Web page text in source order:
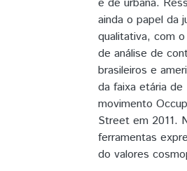
ainda o papel da
qualitativa, com
de análise de
brasileiros e
da faixa etária
movimento
Street em 2011.
ferramentas
do valores